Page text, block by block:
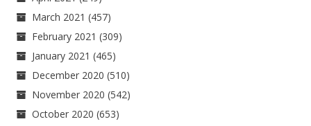
March 2021 (457)
February 2021 (309)
January 2021 (465)
December 2020 (510)
November 2020 (542)
October 2020 (653)